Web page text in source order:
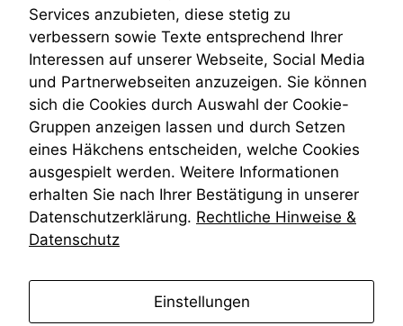
Venezuela
VRK
Wiederherstellungsanordnung
Zivilprozessordnung
ZPO
Zustellfiktion
Zuständigkeit
Öffentliches Personalrecht
Öffentlichkeitsprinzip
Services anzubieten, diese stetig zu
verbessern sowie Texte entsprechend Ihrer
Interessen auf unserer Webseite, Social Media
und Partnerwebseiten anzuzeigen. Sie können
sich die Cookies durch Auswahl der Cookie-
Gruppen anzeigen lassen und durch Setzen
eines Häkchens entscheiden, welche Cookies
ausgespielt werden. Weitere Informationen
erhalten Sie nach Ihrer Bestätigung in unserer
Datenschutzerklärung. Rechtliche Hinweise &
Datenschutz
Einstellungen